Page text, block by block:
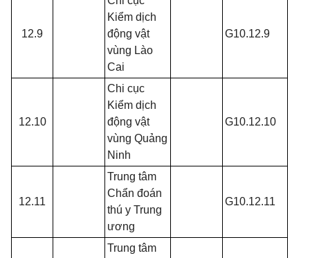
12.9
Kiểm dịch
động vật
vùng Lào
Cai
G10.12.9
12.10
Chi cục
Kiểm dịch
động vật
vùng Quảng
Ninh
G10.12.10
12.11
Trung tâm
Chẩn đoán
thú y Trung
ương
G10.12.11
Trung tâm